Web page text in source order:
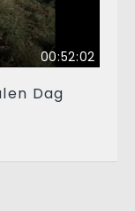
00:52:02
Dag